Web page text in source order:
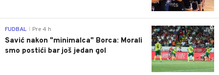
0
FUDBAL Pre 4 h
Savić nakon "minimalca" Borca: Morali
smo postići bar još jedan gol